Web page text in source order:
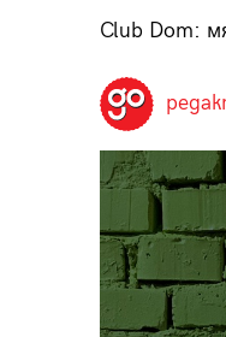
Club Dom: